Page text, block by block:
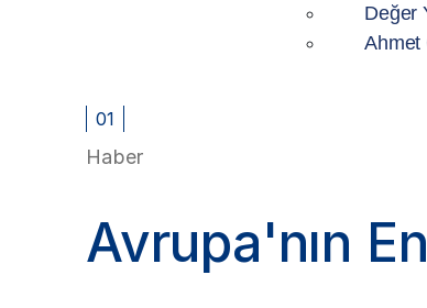
Değer
Ahmet
01
Haber
Avrupa'nın